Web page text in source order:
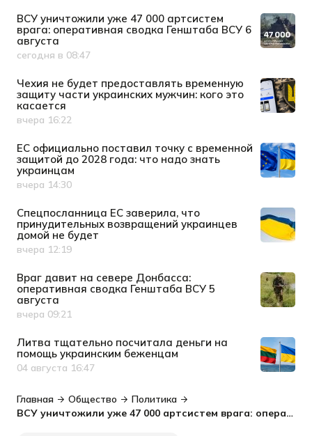
ВСУ уничтожили уже 47 000 артсистем
врага: оперативная сводка Генштаба ВСУ 6
августа
Дата публикации
сегодня в 08:47
Чехия не будет предоставлять временную
защиту части украинских мужчин: кого это
касается
Дата публикации
вчера 16:22
ЕС официально поставил точку с временной
защитой до 2028 года: что надо знать
украинцам
Дата публикации
вчера 14:30
Спецпосланница ЕС заверила, что
принудительных возвращений украинцев
домой не будет
Дата публикации
вчера 12:19
Враг давит на севере Донбасса:
оперативная сводка Генштаба ВСУ 5
августа
Дата публикации
вчера 09:21
Литва тщательно посчитала деньги на
помощь украинским беженцам
Дата публикации
04 августа 16:47
Главная Общество
Политика
ВСУ уничтожили уже 47 000 артсистем врага: оперативная сводка Генштаба ВСУ 6 августа